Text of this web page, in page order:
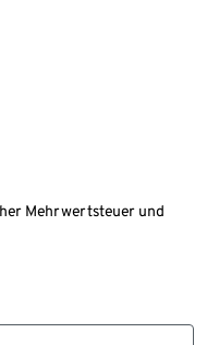
Mehrwertsteuer und